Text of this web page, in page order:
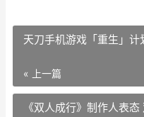
天刀手机游戏「重生」
« 上一篇
《双人成行》制作人表